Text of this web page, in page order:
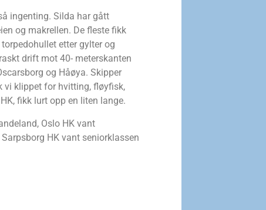
ingenting. Silda har gått
og makrellen. De fleste fikk
etter gylter og
drift mot 40- meterskanten
og Håøya. Skipper
vi klippet for hvitting, fløyfisk,
fikk lurt opp en liten lange.
Oslo HK vant
HK vant seniorklassen